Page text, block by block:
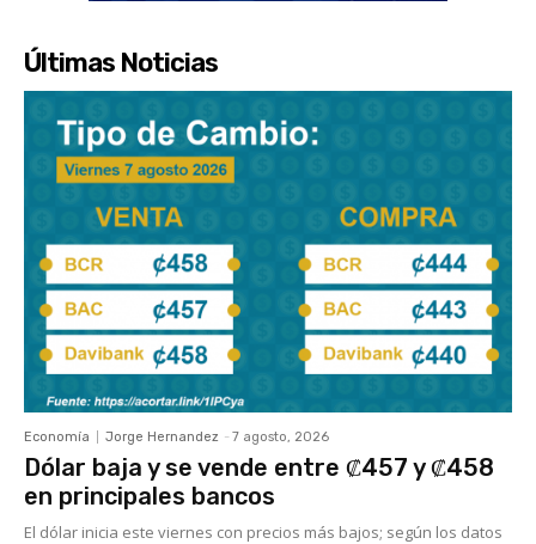
Últimas Noticias
Economía Jorge Hernandez - 7 agosto, 2026
Dólar baja y se vende entre ₡457 y ₡458
en principales bancos
El dólar inicia este viernes con precios más bajos; según los datos